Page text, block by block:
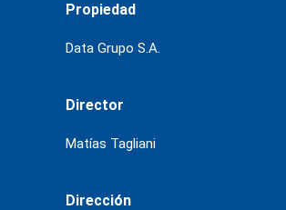
Propiedad
Data Grupo S.A.
Director
Matías Tagliani
Dirección